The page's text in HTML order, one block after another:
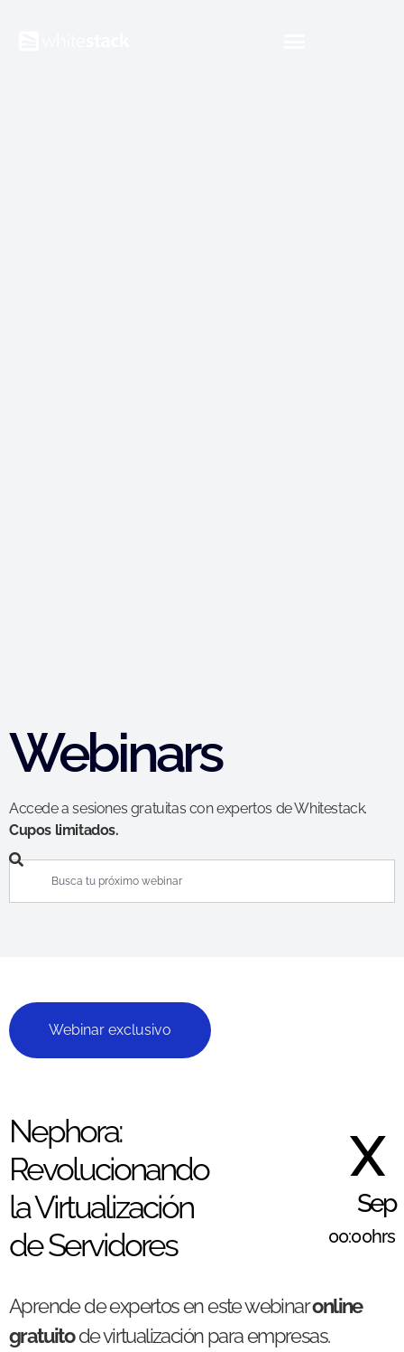
Webinars
Accede a sesiones gratuitas con expertos de Whitestack.
Cupos limitados.
Webinar exclusivo
Nephora:
Revolucionando
la Virtualización
de Servidores
X
Sep
00:00hrs
Aprende de expertos en este webinaronline
gratuitode virtualización para empresas.